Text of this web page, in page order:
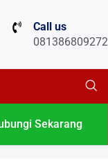
Call us
081386809272
Sekarang